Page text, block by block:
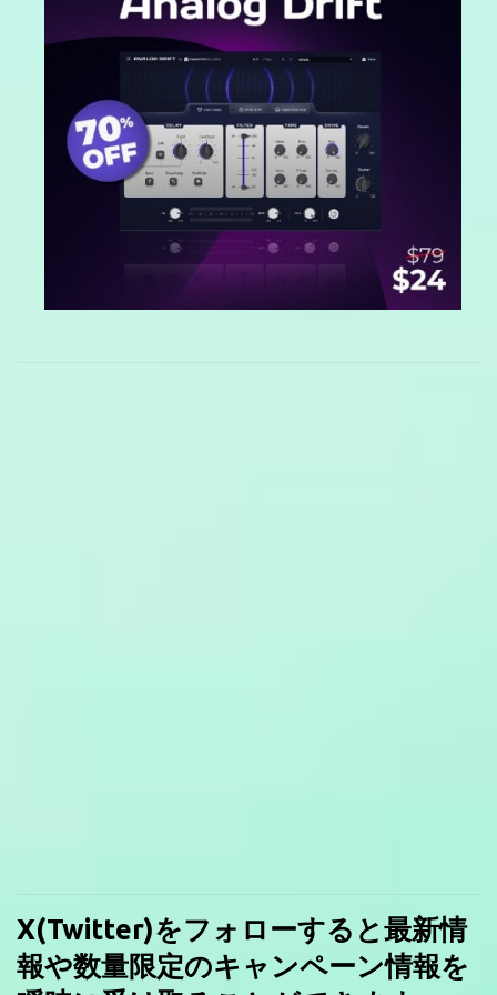
X(Twitter)をフォローすると最新情
報や数量限定のキャンペーン情報を